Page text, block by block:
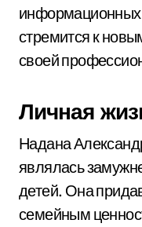
информационных
стремится к
своей
Личная
Надана
являлась
детей. Она
семейным